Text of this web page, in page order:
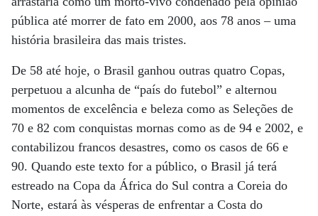
pública até morrer de fato em 2000, aos 78 anos – uma
história brasileira das mais tristes.
De 58 até hoje, o Brasil ganhou outras quatro Copas,
perpetuou a alcunha de “país do futebol” e alternou
momentos de excelência e beleza como as Seleções de
70 e 82 com conquistas mornas como as de 94 e 2002, e
contabilizou francos desastres, como os casos de 66 e
90. Quando este texto for a público, o Brasil já terá
estreado na Copa da África do Sul contra a Coreia do
Norte, estará às vésperas de enfrentar a Costa do